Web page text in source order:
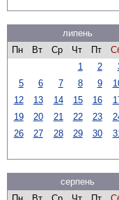
липень
Пн
Вт Ср Чт Пт
1
2
5
6 7 8 9
12
13 14 15 16
19
20 21 22 23
26
27 28 29 30
серпень